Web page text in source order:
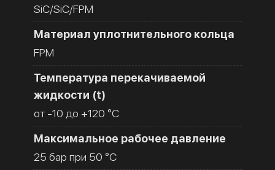
SiC/SiC/FPM
Материал уплотнительного кольца
FPM
Температура перекачиваемой
жидкости (t)
от -10 до +120 °C
Максимальное рабочее давление
25 бар при 50 °C